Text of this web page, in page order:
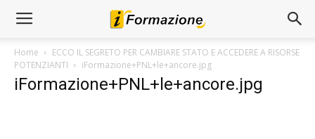
Home
ECCO IL SEGRETO PER CAMBIARE STATO E ACCEDERE A RISORSE
POTENZIANTI
iFormazione+PNL+le+ancore.jpg
iFormazione+PNL+le+ancore.jpg